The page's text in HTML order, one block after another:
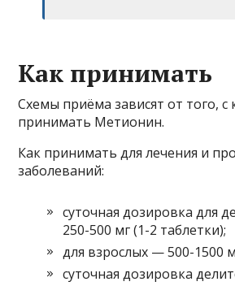
Как принимать
Схемы приёма зависят от того,
принимать Метионин.
Как принимать для лечения и
заболеваний:
суточная дозировка для
250-500 мг (1-2 таблетки);
для взрослых — 500-1500
суточная дозировка